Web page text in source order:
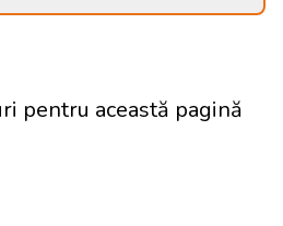
pentru această pagină